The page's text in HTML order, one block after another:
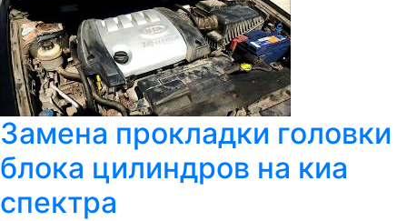
Замена прокладки головки
блока цилиндров на киа
спектра